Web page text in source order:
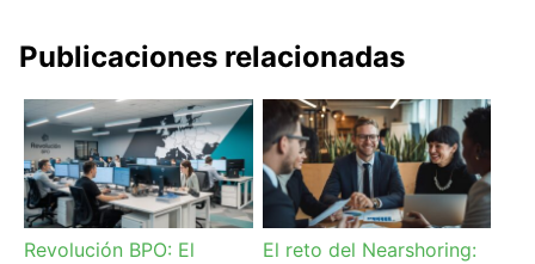
Publicaciones relacionadas
Revolución BPO: El
El reto del Nearshoring: